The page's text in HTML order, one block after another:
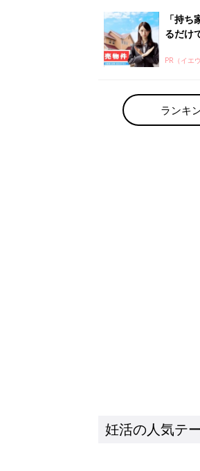
「持
るだけ
PR（イエ
ランキ
妊活の人気テ